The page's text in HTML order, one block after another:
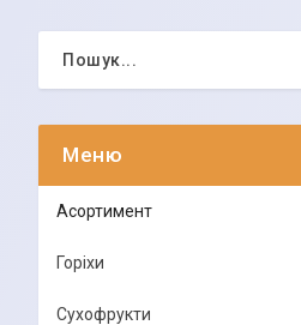
Асортимент
Горіхи
Сухофрукти